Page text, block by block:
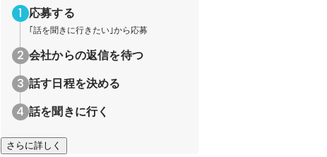
応募する
｢話を聞きに行きたい｣から応募
会社からの返信を待つ
話す日程を決める
話を聞きに行く
さらに詳しく